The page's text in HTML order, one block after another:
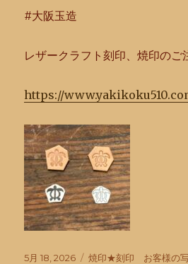
#大阪玉造
レザークラフト刻印、焼印のご
https://
投
5月 18, 2026
カ
焼印★刻印 お客様の